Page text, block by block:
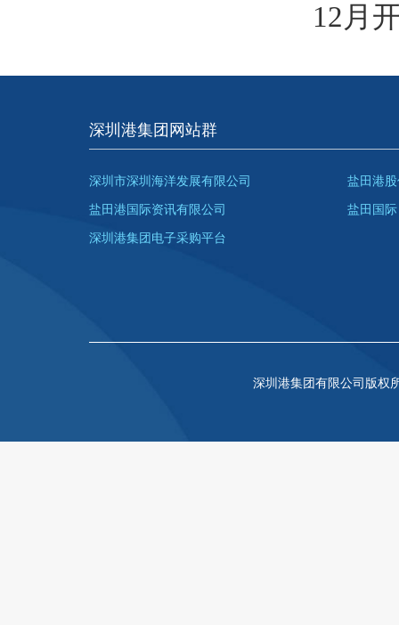
12月
深圳港集团网站群
深圳市深圳海洋发展有限公司 盐田港
盐田港国际资讯有限公司 盐田国际
深圳港集团电子采购平台
深圳港集团有限公司版权